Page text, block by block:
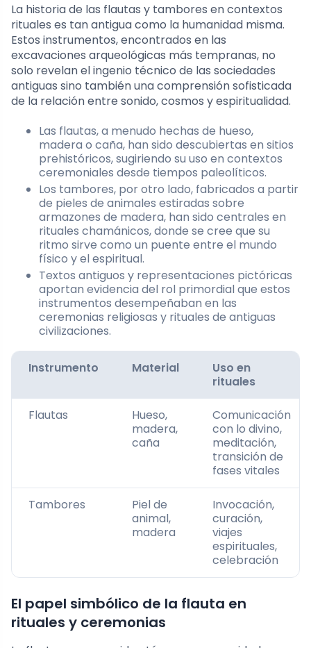
La historia de las flautas y tambores en contextos
rituales es tan antigua como la humanidad misma.
Estos instrumentos, encontrados en las
excavaciones arqueológicas más tempranas, no
solo revelan el ingenio técnico de las sociedades
antiguas sino también una comprensión sofisticada
de la relación entre sonido, cosmos y espiritualidad.
Las flautas, a menudo hechas de hueso,
madera o caña, han sido descubiertas en sitios
prehistóricos, sugiriendo su uso en contextos
ceremoniales desde tiempos paleolíticos.
Los tambores, por otro lado, fabricados a partir
de pieles de animales estiradas sobre
armazones de madera, han sido centrales en
rituales chamánicos, donde se cree que su
ritmo sirve como un puente entre el mundo
físico y el espiritual.
Textos antiguos y representaciones pictóricas
aportan evidencia del rol primordial que estos
instrumentos desempeñaban en las
ceremonias religiosas y rituales de antiguas
civilizaciones.
Instrumento Material
Uso en
rituales
Flautas
Hueso,
madera,
caña
Comunicación
con lo divino,
meditación,
transición de
fases vitales
Tambores
Piel de
animal,
madera
Invocación,
curación,
viajes
espirituales,
celebración
El papel simbólico de la flauta en
rituales y ceremonias